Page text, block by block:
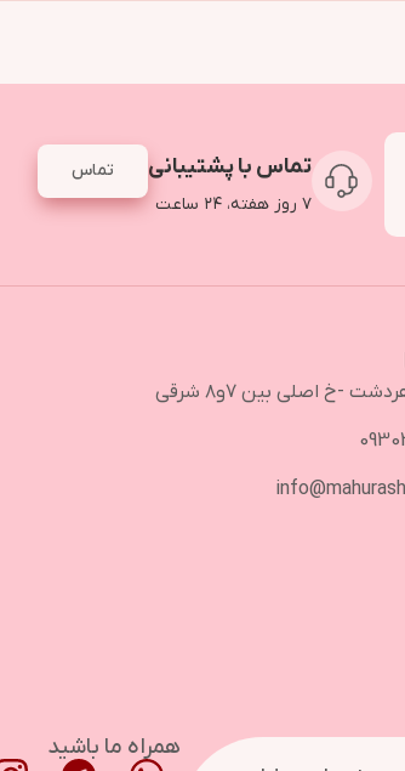
تماس با پشتیبانی
۷ روز هفته، ۲۴ ساعت
تماس
-خ اصلی بین ۷و۸ شرقی
همراه ما باشید